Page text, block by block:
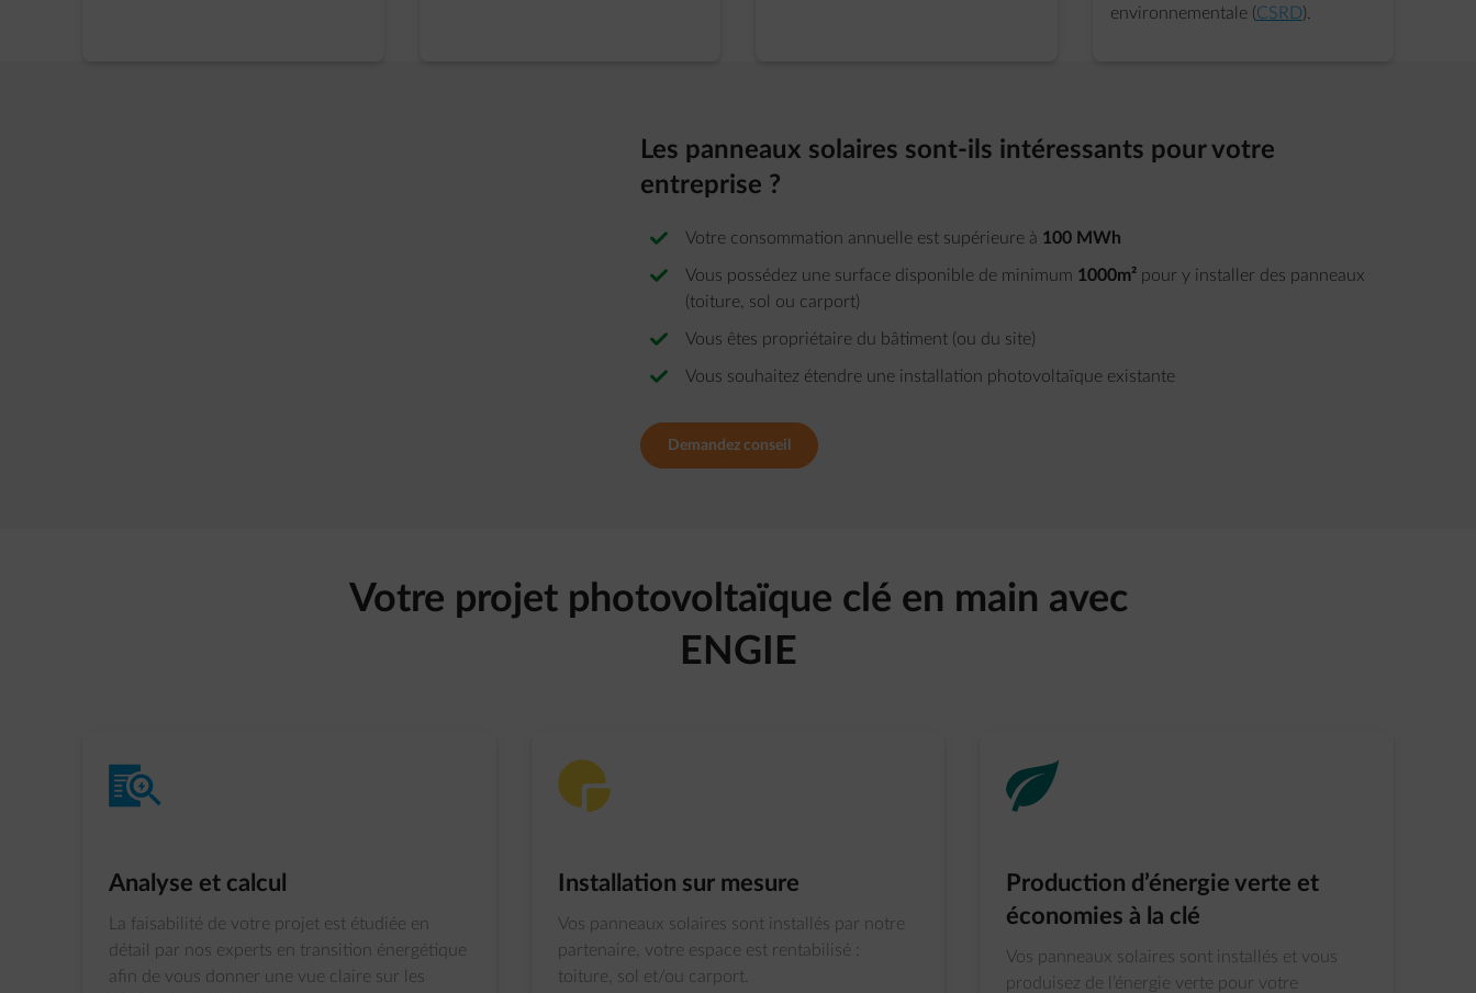
environnementale (CSRD).
Les panneaux solaires sont-ils intéressants pour votre
entreprise ?
Votre consommation annuelle est supérieure à 100 MWh
Vous possédez une surface disponible de minimum 1000m² pour y installer des panneaux
(toiture, sol ou carport)
Vous êtes propriétaire du bâtiment (ou du site)
Vous souhaitez étendre une installation photovoltaïque existante
Demandez conseil
Votre projet photovoltaïque clé en main avec
ENGIE
impulse-contractinspect
Analyse et calcul
La faisabilité de votre projet est étudiée en
détail par nos experts en transition énergétique
afin de vous donner une vue claire sur les
graph-pie
Installation sur mesure
Vos panneaux solaires sont installés par notre
partenaire, votre espace est rentabilisé :
toiture, sol et/ou carport.
green-energy
Production d’énergie verte et
économies à la clé
Vos panneaux solaires sont installés et vous
produisez de l’énergie verte pour votre